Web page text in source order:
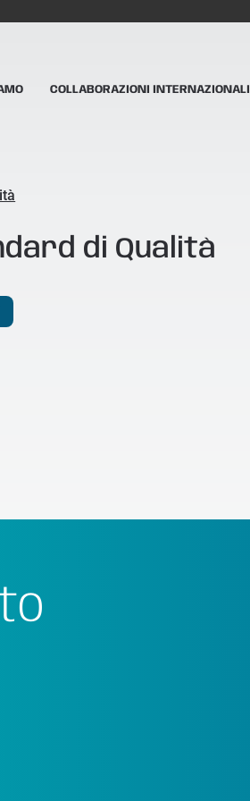
COLLABORAZIONI INTERNAZIONALI
di Qualità